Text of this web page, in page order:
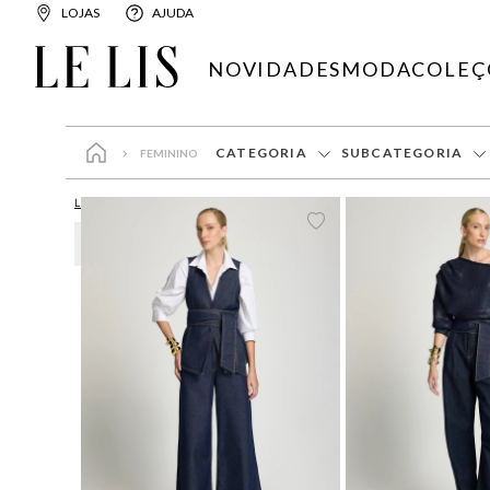
LOJAS AJUDA
NOVIDADESMODA
FEMININO
36
CATEGORIA
Roupas
SUBCATEGORIA
Bermudas
LIMPAR FILTROS